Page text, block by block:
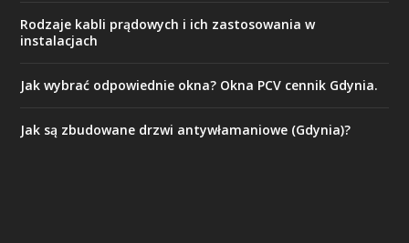
Rodzaje kabli prądowych i ich zastosowania w
instalacjach
Jak wybrać odpowiednie okna? Okna PCV cennik Gdynia.
Jak są zbudowane drzwi antywłamaniowe (Gdynia)?